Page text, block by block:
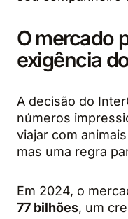
O mercado
exigência
A decisão do
números
viajar com
mas uma regra
Em 2024, o
77 bilhões, um